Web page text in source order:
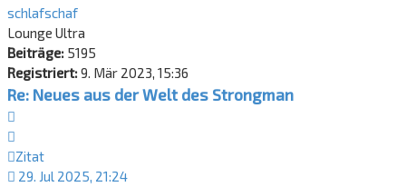
schlafschaf
Lounge Ultra
Beiträge: 5195
Registriert:9. Mär 2023, 15:36
Re: Neues aus der Welt des Strongman
Zitat
29. Jul 2025, 21:24